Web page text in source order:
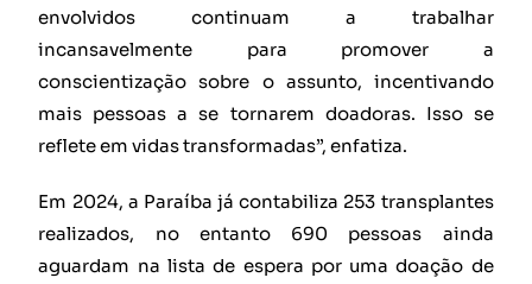
envolvidos continuam a trabalhar
incansavelmente para promover a
conscientização sobre o assunto, incentivando
mais pessoas a se tornarem doadoras. Isso se
reflete em vidas transformadas”, enfatiza.
Em 2024, a Paraíba já contabiliza 253 transplantes
realizados, no entanto 690 pessoas ainda
aguardam na lista de espera por uma doação de